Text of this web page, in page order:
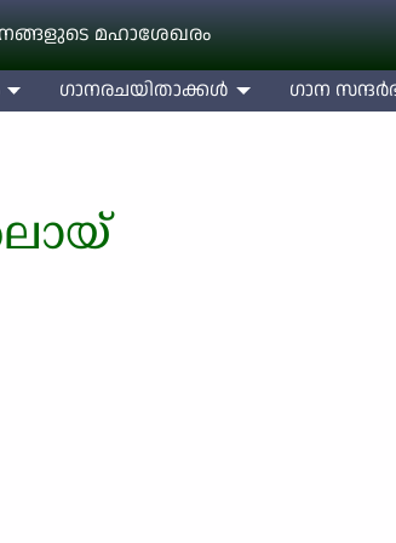
മഹാശേഖരം
ഗാനരചയിതാക്കള്‍ ഗാന